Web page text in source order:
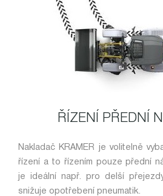
ŘÍZENÍ PŘEDNÍ
Nakladač KRAMER je volitelně
řízení a to řízením pouze přední
je ideální např. pro delší
snižuje opotřebení pneumatik.